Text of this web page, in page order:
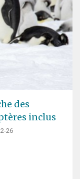
des
inclus
26